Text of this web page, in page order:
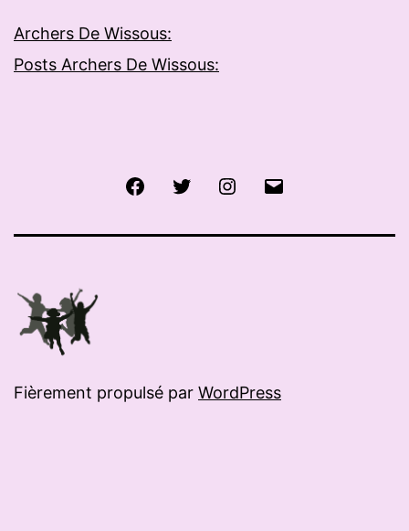
Archers De Wissous:
Posts Archers De Wissous:
FacebookTwitter Instagram
Fièrement propulsé par WordPress